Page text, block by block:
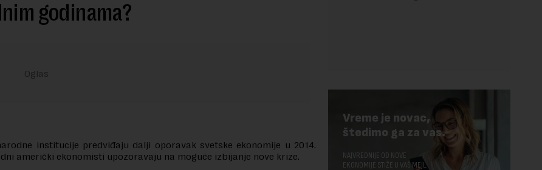
godinama?
institucije predviđaju dalji oporavak svetske ekonomije u 2014.
američki ekonomisti upozoravaju na moguće izbijanje nove krize.
Vreme je novac,
štedimo ga za vas.
NAJVREDNIJE OD NOVE
EKONOMIJE STIŽE U VAŠ MEJL.